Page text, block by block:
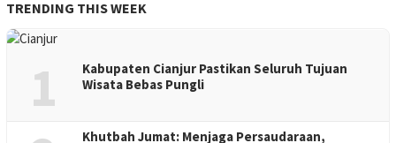
TRENDING THIS WEEK
1
Kabupaten Cianjur Pastikan Seluruh Tujuan
Wisata Bebas Pungli
Khutbah Jumat: Menjaga Persaudaraan,